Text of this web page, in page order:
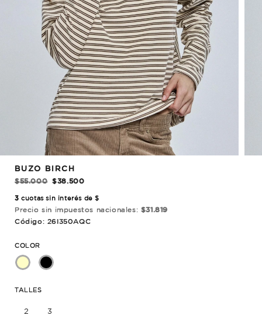
BUZO BIRCH
$55.000
$38.500
3 cuotas sin interés de $
Precio sin impuestos nacionales: $31.819
Código: 26I350AQC
COLOR
TALLES
2 3